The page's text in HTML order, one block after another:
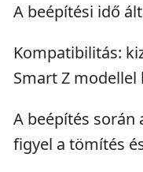
A beépítési idő
Kompatibilitás:
Smart Z
A beépítés során
figyel a tömítés